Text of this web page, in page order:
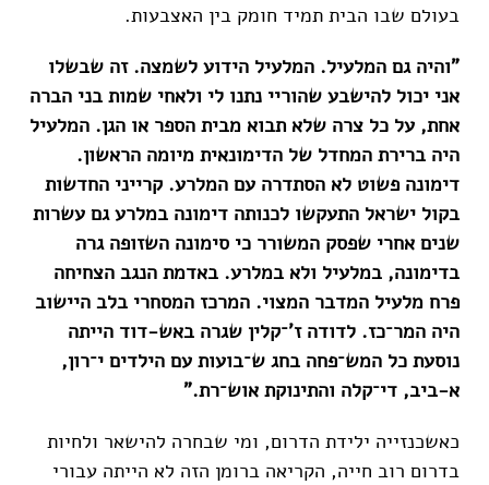
בעולם שבו הבית תמיד חומק בין האצבעות.
"והיה גם המלעיל. המלעיל הידוע לשמצה. זה שבשלו
אני יכול להישבע שהוריי נתנו לי ולאחי שמות בני הברה
אחת, על כל צרה שלא תבוא מבית הספר או הגן. המלעיל
היה ברירת המחדל של הדימונאית מיומה הראשון.
דימונה פשוט לא הסתדרה עם המלרע. קרייני החדשות
בקול ישראל התעקשו לכנותה דימונה במלרע גם עשרות
שנים אחרי שפסק המשורר כי סימונה השזופה גרה
בדימונה, במלעיל ולא במלרע. באדמת הנגב הצחיחה
פרח מלעיל המדבר המצוי. המרכז המסחרי בלב היישוב
היה המר־כז. לדודה ז'־קלין שגרה באש-דוד הייתה
נוסעת כל המש־פחה בחג ש־בועות עם הילדים י־רון,
א-ביב, די־קלה והתינוקת אוש־רת."
כאשכנזייה ילידת הדרום, ומי שבחרה להישאר ולחיות
בדרום רוב חייה, הקריאה ברומן הזה לא הייתה עבורי